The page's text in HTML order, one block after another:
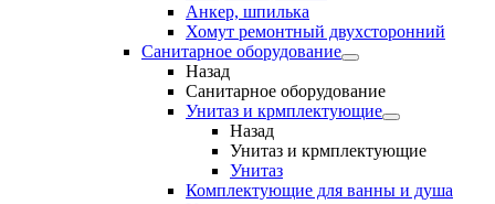
Анкер, шпилька
Хомут ремонтный двухсторонний
Санитарное оборудование
Назад
Санитарное оборудование
Унитаз и крмплектующие
Назад
Унитаз и крмплектующие
Унитаз
Комплектующие для ванны и душа